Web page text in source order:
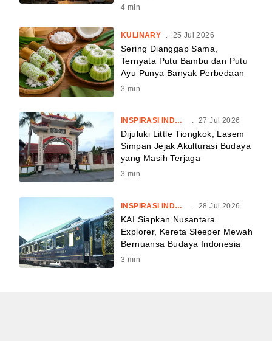
4 min
KULINARY . 25 Jul 2026
Sering Dianggap Sama,
Ternyata Putu Bambu dan Putu
Ayu Punya Banyak Perbedaan
3 min
INSPIRASI INDONESIA . 27 Jul 2026
Dijuluki Little Tiongkok, Lasem
Simpan Jejak Akulturasi Budaya
yang Masih Terjaga
3 min
INSPIRASI INDONESIA 28 Jul 2026
KAI Siapkan Nusantara
Explorer, Kereta Sleeper Mewah
Bernuansa Budaya Indonesia
3 min